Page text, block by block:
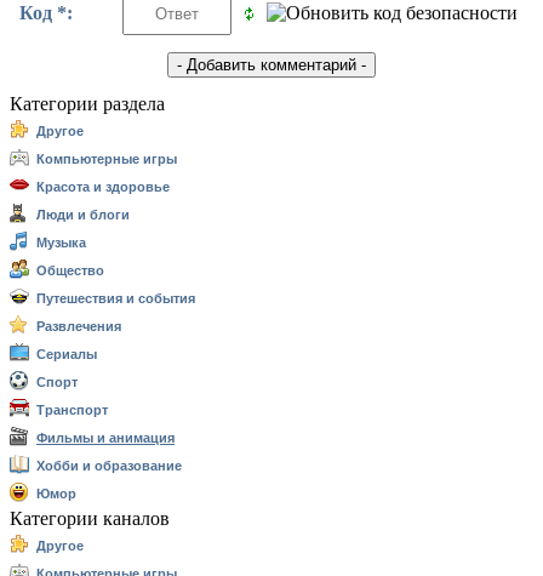
Код *:
Категории раздела
Другое
Компьютерные игры
Красота и здоровье
Люди и блоги
Музыка
Общество
Путешествия и события
Развлечения
Сериалы
Спорт
Транспорт
Фильмы и анимация
Хобби и образование
Юмор
Категории каналов
Другое